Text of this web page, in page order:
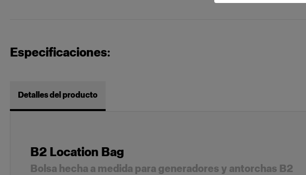
Especificaciones:
Detalles del producto
B2 Location Bag
Bolsa hecha a medida para generadores y antorchas B2